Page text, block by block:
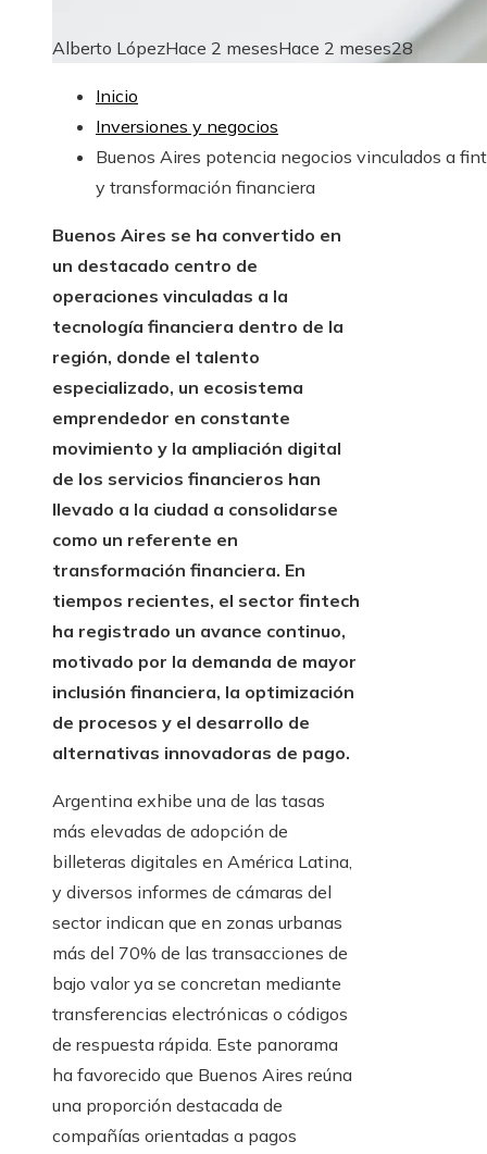
Alberto LópezHace 2 mesesHace 2 meses28
Inicio
Inversiones y negocios
Buenos Aires potencia negocios vinculados a
y transformación financiera
Buenos Aires se ha convertido en
un destacado centro de
operaciones vinculadas a la
tecnología financiera dentro de la
región, donde el talento
especializado, un ecosistema
emprendedor en constante
movimiento y la ampliación digital
de los servicios financieros han
llevado a la ciudad a consolidarse
como un referente en
transformación financiera. En
tiempos recientes, el sector fintech
ha registrado un avance continuo,
motivado por la demanda de mayor
inclusión financiera, la optimización
de procesos y el desarrollo de
alternativas innovadoras de pago.
Argentina exhibe una de las tasas
más elevadas de adopción de
billeteras digitales en América Latina,
y diversos informes de cámaras del
sector indican que en zonas urbanas
más del 70% de las transacciones de
bajo valor ya se concretan mediante
transferencias electrónicas o códigos
de respuesta rápida. Este panorama
ha favorecido que Buenos Aires reúna
una proporción destacada de
compañías orientadas a pagos